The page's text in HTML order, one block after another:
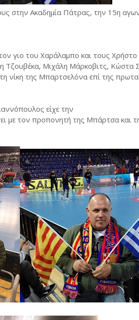
στην Ακαδημία Πάτρας, την 15η
γιο του Χαράλαμπο και τους Χρήστο
Μιχάλη Μάρκοβιτς, Κώστα
νίκη της Μπαρτσελόνα επί της
είχε την
με τον προπονητή της Μπάρτσα και